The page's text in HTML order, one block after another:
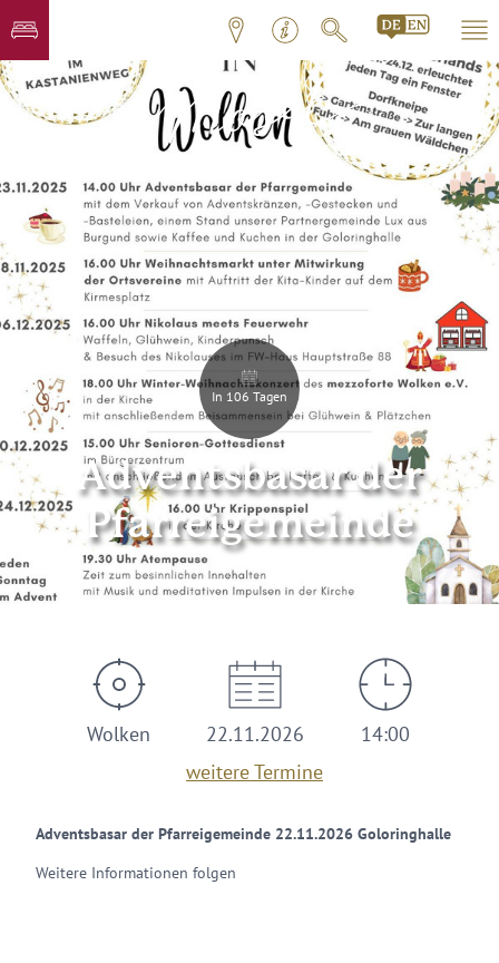
In 106 Tagen
Adventsbasar der
Pfarreigemeinde
Wolken
22.11.2026
weitere Termine
14:00
Adventsbasar der Pfarreigemeinde 22.11.2026 Goloringhalle
Weitere Informationen folgen